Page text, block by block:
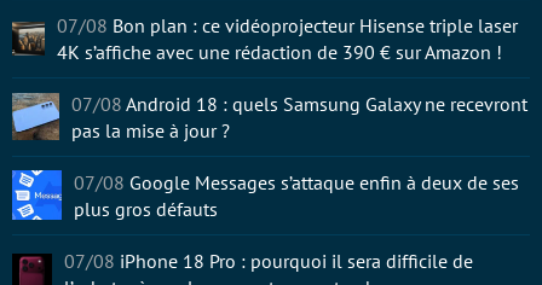
07/08 Bon plan : ce vidéoprojecteur Hisense triple laser
4K s’affiche avec une rédaction de 390 € sur Amazon !
07/08 Android 18 : quels Samsung Galaxy ne recevront
pas la mise à jour ?
07/08 Google Messages s’attaque enfin à deux de ses
plus gros défauts
07/08 iPhone 18 Pro : pourquoi il sera difficile de